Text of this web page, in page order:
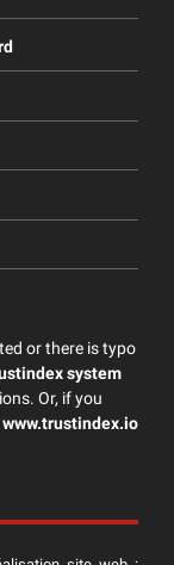
or there is typo
system
Or, if you
www.trustindex.io